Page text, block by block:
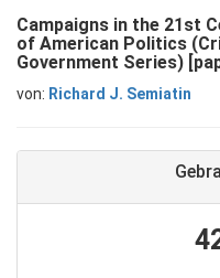
Campaigns in the 21st
of American Politics
Government Series)
von: Richard J. Semiatin